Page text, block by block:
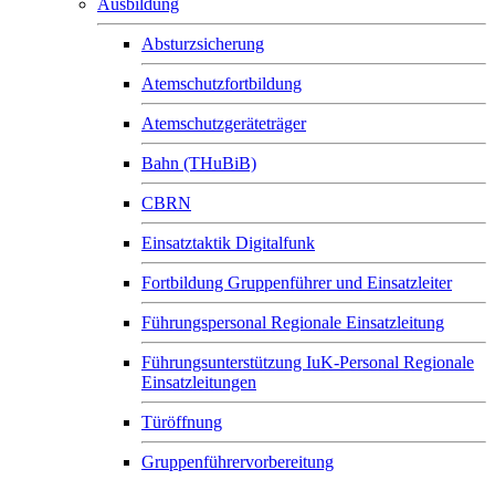
Ausbildung
Absturzsicherung
Atemschutzfortbildung
Atemschutzgeräteträger
Bahn (THuBiB)
CBRN
Einsatztaktik Digitalfunk
Fortbildung Gruppenführer und Einsatzleiter
Führungspersonal Regionale Einsatzleitung
Führungsunterstützung IuK-Personal Regionale
Einsatzleitungen
Türöffnung
Gruppenführervorbereitung